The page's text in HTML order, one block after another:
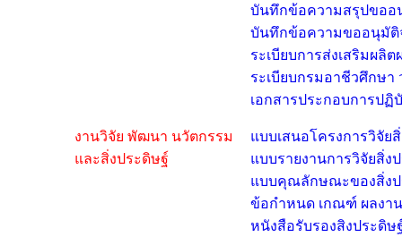
บันทึกข้อความสรุปขออ
บันทึกข้อความขออนุมัติ
ระเบียบการส่งเสริมผลิต
ระเบียบกรมอาชีวศึกษา
เอกสารประกอบการป
งานวิจัย พัฒนา นวัตกรรม
แบบเสนอโครงการวิจัย
และสิ่งประดิษฐ์
แบบรายงานการวิจัยสิ่ง
แบบคุณลักษณะของสิ่ง
ข้อกำหนด เกณฑ์ ผลงาน
หนังสือรับรองสิงประดิษ